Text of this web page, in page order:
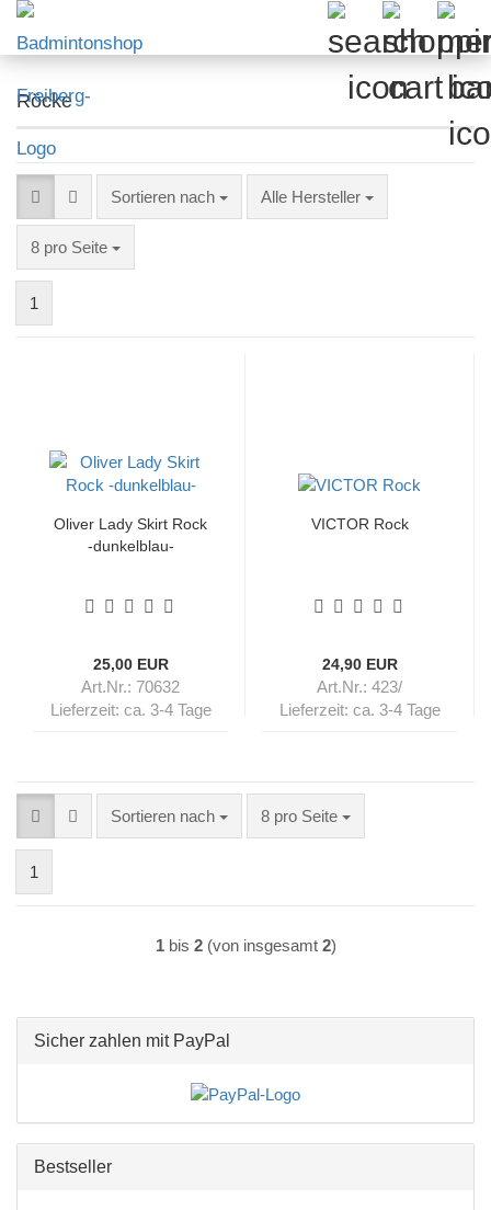
Röcke
Sortieren nach
Sortieren nach Alle Hersteller
8 pro Seite
pro Seite
1
Oliver Lady Skirt Rock
-dunkelblau-
25,00 EUR
Art.Nr.: 70632
Lieferzeit: ca. 3-4 Tage
VICTOR Rock
24,90 EUR
Art.Nr.: 423/
Lieferzeit: ca. 3-4 Tage
Sortieren nach
Sortieren nach 8 pro Seite
pro Seite
1
1bis 2(von insgesamt 2)
Sicher zahlen mit PayPal
Bestseller